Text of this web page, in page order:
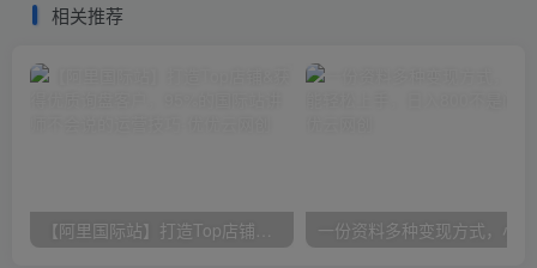
相关推荐